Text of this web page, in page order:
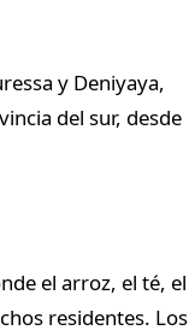
y Deniyaya,
del sur, desde
el arroz, el té, el
residentes. Los